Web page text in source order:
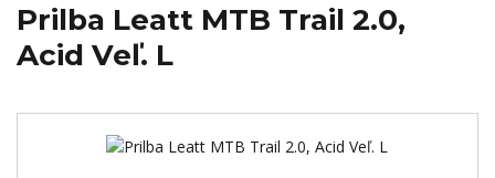
Prilba Leatt MTB Trail 2.0,
Acid Veľ. L